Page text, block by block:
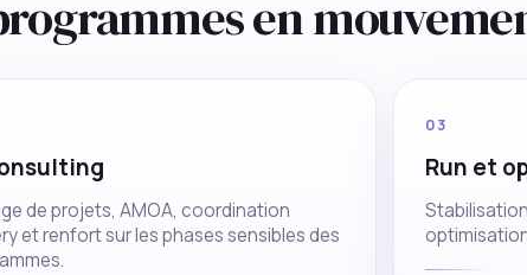
en
de projets, AMOA, coordination
et renfort sur les phases sensibles des
03
Run et